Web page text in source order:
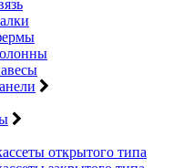
открытого типа